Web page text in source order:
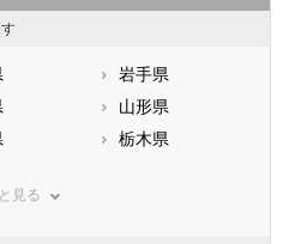
岩手県
山形県
栃木県
県見る